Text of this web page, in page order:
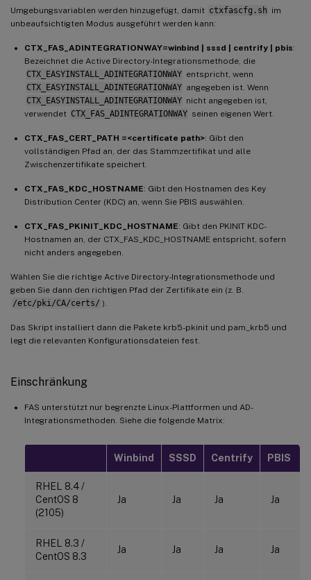
Umgebungsvariablen werden hinzugefügt, damit ctxfascfg.sh im
unbeaufsichtigten Modus ausgeführt werden kann:
CTX_FAS_ADINTEGRATIONWAY=winbind | sssd | centrify | pbis:
Bezeichnet die Active Directory-Integrationsmethode, die
CTX_EASYINSTALL_ADINTEGRATIONWAY entspricht, wenn
CTX_EASYINSTALL_ADINTEGRATIONWAY angegeben ist. Wenn
CTX_EASYINSTALL_ADINTEGRATIONWAY nicht angegeben ist,
verwendet CTX_FAS_ADINTEGRATIONWAY seinen eigenen Wert.
CTX_FAS_CERT_PATH =<certificate path>: Gibt den
vollständigen Pfad an, der das Stammzertifikat und alle
Zwischenzertifikate speichert.
CTX_FAS_KDC_HOSTNAME: Gibt den Hostnamen des Key
Distribution Center (KDC) an, wenn Sie PBIS auswählen.
CTX_FAS_PKINIT_KDC_HOSTNAME: Gibt den PKINIT KDC-
Hostnamen an, der CTX_FAS_KDC_HOSTNAME entspricht, sofern
nicht anders angegeben.
Wählen Sie die richtige Active Directory-Integrationsmethode und
geben Sie dann den richtigen Pfad der Zertifikate ein (z. B.
/etc/pki/CA/certs/ ).
Das Skript installiert dann die Pakete krb5-pkinit und pam_krb5 und
legt die relevanten Konfigurationsdateien fest.
Einschränkung
FAS unterstützt nur begrenzte Linux-Plattformen und AD-
Integrationsmethoden. Siehe die folgende Matrix:
Winbind SSSD Centrify PBIS
RHEL 8.4 /
CentOS 8
(2105)
Ja Ja Ja Ja
RHEL 8.3 /
CentOS 8.3
Ja Ja Ja Ja